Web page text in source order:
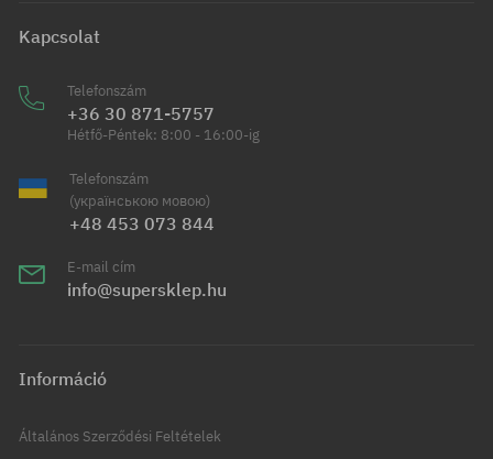
Kapcsolat
Telefonszám
+36 30 871-5757
Hétfő-Péntek: 8:00 - 16:00-ig
Telefonszám
(українською мовою)
+48 453 073 844
E-mail cím
info@supersklep.hu
Információ
Általános Szerződési Feltételek